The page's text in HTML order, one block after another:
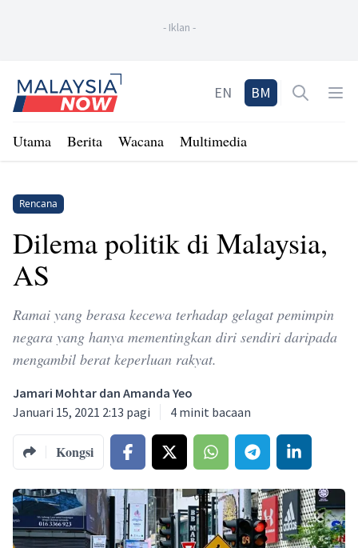
- Iklan -
Home
EN BM Open
Utama Berita Wacana Multimedia
Rencana
Dilema politik di Malaysia,
AS
Ramai yang berasa kecewa terhadap gelagat pemimpin
negara yang hanya mementingkan diri sendiri daripada
mengambil berat keperluan rakyat.
Jamari Mohtar dan Amanda Yeo
Januari 15, 2021 2:13 pagi
4 minit bacaan
Kongsi